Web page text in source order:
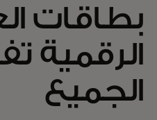
بطاقات
الرقمية
الجميع